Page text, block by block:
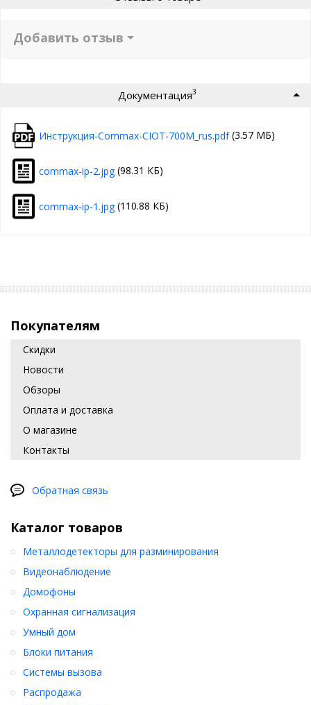
Добавить отзыв
Документация3
Инструкция-Commax-CIOT-700M_rus.pdf(3.57 МБ)
commax-ip-2.jpg(98.31 КБ)
commax-ip-1.jpg(110.88 КБ)
Покупателям
Скидки
Новости
Обзоры
Оплата и доставка
О магазине
Контакты
Обратная связь
Каталог товаров
Металлодетекторы для разминирования
Видеонаблюдение
Домофоны
Охранная сигнализация
Умный дом
Блоки питания
Системы вызова
Распродажа